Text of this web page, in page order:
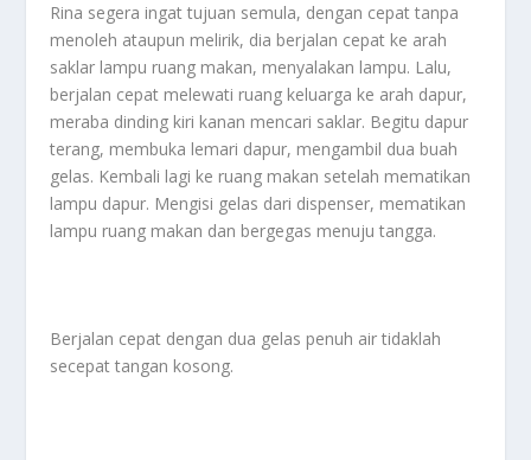
Rina segera ingat tujuan semula, dengan cepat tanpa
menoleh ataupun melirik, dia berjalan cepat ke arah
saklar lampu ruang makan, menyalakan lampu. Lalu,
berjalan cepat melewati ruang keluarga ke arah dapur,
meraba dinding kiri kanan mencari saklar. Begitu dapur
terang, membuka lemari dapur, mengambil dua buah
gelas. Kembali lagi ke ruang makan setelah mematikan
lampu dapur. Mengisi gelas dari dispenser, mematikan
lampu ruang makan dan bergegas menuju tangga.
Berjalan cepat dengan dua gelas penuh air tidaklah
secepat tangan kosong.